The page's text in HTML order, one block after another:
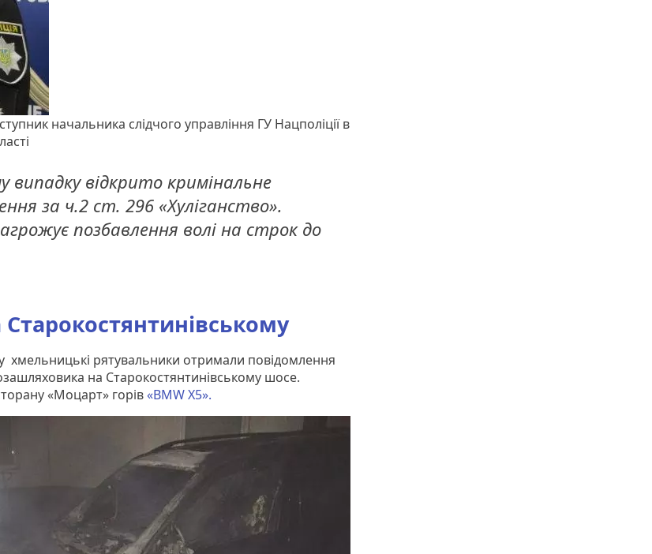
начальника слідчого управління ГУ Нацполіції в
випадку відкрито кримінальне
за ч.2 ст. 296 «Хуліганство».
позбавлення волі на строк до
Старокостянтинівському
хмельницькі рятувальники отримали повідомлення
на Старокостянтинівському шосе.
«Моцарт» горів«BMW X5».